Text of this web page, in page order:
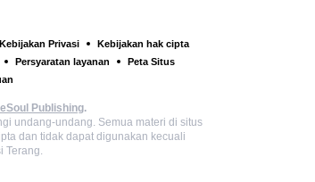
Kebijakan Privasi
Kebijakan hak cipta
Persyaratan layanan
Peta Situs
Publishing.
undang-undang. Semua materi di situs
dan tidak dapat digunakan kecuali
Terang.